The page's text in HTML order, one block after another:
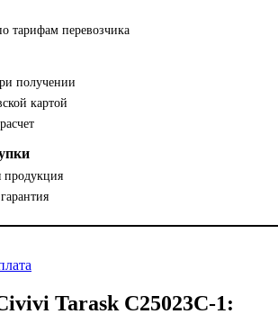
тарифам перевозчика
получении
картой
продукция
Tarask C25023C-1: